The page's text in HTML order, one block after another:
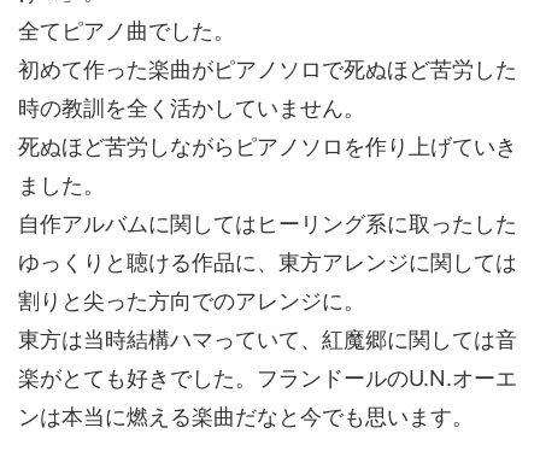
全てピアノ曲でした。
初めて作った楽曲がピアノソロで死ぬほど苦労した
時の教訓を全く活かしていません。
死ぬほど苦労しながらピアノソロを作り上げていき
ました。
自作アルバムに関してはヒーリング系に取ったした
ゆっくりと聴ける作品に、東方アレンジに関しては
割りと尖った方向でのアレンジに。
東方は当時結構ハマっていて、紅魔郷に関しては音
楽がとても好きでした。フランドールのU.N.オーエ
ンは本当に燃える楽曲だなと今でも思います。